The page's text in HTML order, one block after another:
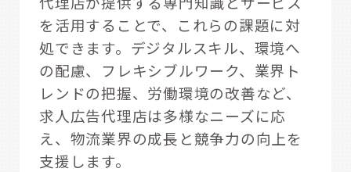
を活用することで、これらの課題に対
処できます。デジタルスキル、環境へ
の配慮、フレキシブルワーク、業界ト
レンドの把握、労働環境の改善など、
求人広告代理店は多様なニーズに応
え、物流業界の成長と競争力の向上を
支援します。